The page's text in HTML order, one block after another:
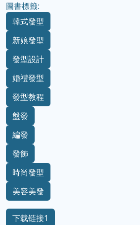
圖書標籤:
韓式發型
新娘發型
發型設計
婚禮發型
發型教程
盤發
編發
發飾
時尚發型
美容美發
下载链接1